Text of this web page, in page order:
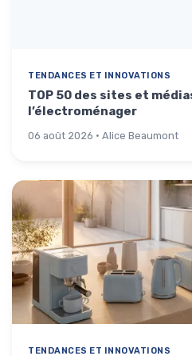
TENDANCES ET INNOVATIONS
TOP 50 des sites et
l’électroménager
06 août 2026 · Alice Beaumont
TENDANCES ET INNOVATIONS